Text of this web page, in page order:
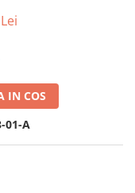
IN COS
01-A